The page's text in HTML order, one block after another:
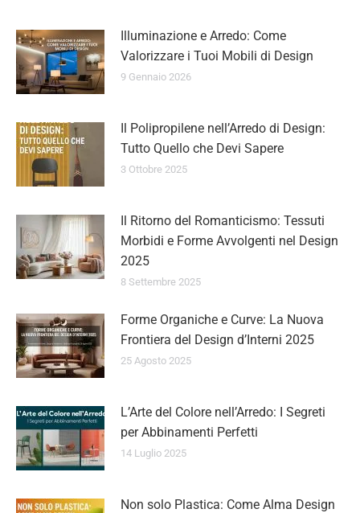
Illuminazione e Arredo: Come
Valorizzare i Tuoi Mobili di Design
9 Gennaio 2026
Il Polipropilene nell’Arredo di Design:
Tutto Quello che Devi Sapere
3 Ottobre 2025
Il Ritorno del Romanticismo: Tessuti
Morbidi e Forme Avvolgenti nel Design
2025
8 Settembre 2025
Forme Organiche e Curve: La Nuova
Frontiera del Design d’Interni 2025
25 Agosto 2025
L’Arte del Colore nell’Arredo: I Segreti
per Abbinamenti Perfetti
14 Luglio 2025
Non solo Plastica: Come Alma Design